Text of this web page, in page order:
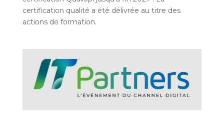
certification qualité a été délivrée au titre des
actions de formation.